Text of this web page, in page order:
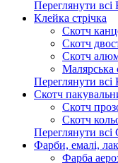
Переглянути
Клейка стрічка
Скотч
Скотч
Скотч
Малярська
Переглянути всі
Скотч
Скотч
Скотч
Переглянути
Фарби, емалі,
Фарба